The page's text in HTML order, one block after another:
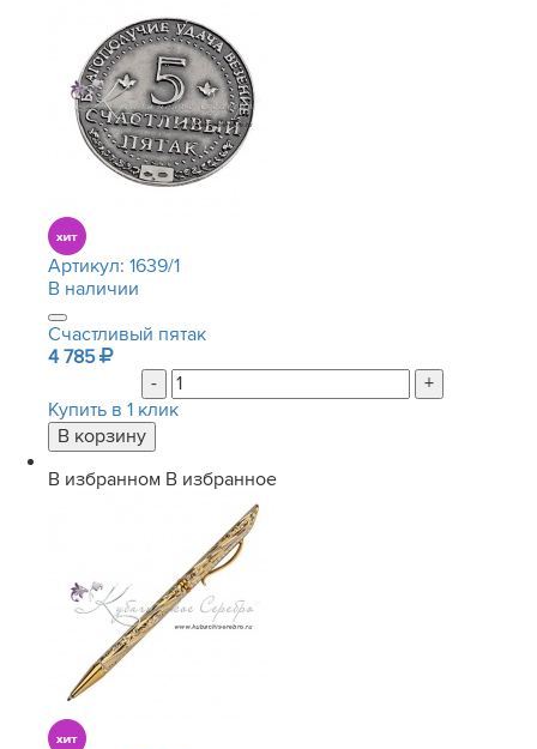
Артикул: 1639/1
В наличии
Счастливый пятак
4 785
-
+
Купить в 1 клик
В избранном В избранное